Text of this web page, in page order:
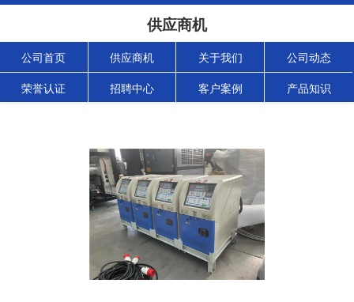
供应商机
公司首页 供应商机 关于我们 公司动态
荣誉认证 招聘中心 客户案例 产品知识